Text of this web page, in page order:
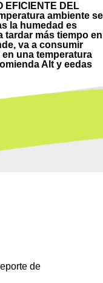
EFICIENTE DEL
ambiente se
la humedad es
tardar más tiempo en
va a consumir
una temperatura
Alt y eedas
de